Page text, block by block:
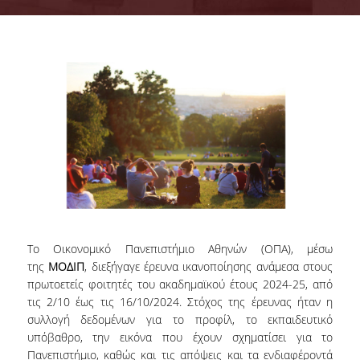
Αρμοδιότητες Υπηρεσίας
Γνώρισε την ΜΟΔΙΠ
Νομικό Πλαίσιο
ΕΣΠΑ ΜΟΔΙΠ
ΕΣΠΑ 2020-23
Σύστημα Διασφάλισης Ποιότητας
Πολιτική Διασφάλισης Ποιότητας
Το Οικονομικό Πανεπιστήμιο Αθηνών (ΟΠΑ), μέσω
της ΜΟΔΙΠ, διεξήγαγε έρευνα ικανοποίησης ανάμεσα στους
πρωτοετείς φοιτητές του ακαδημαϊκού έτους 2024-25, από
τις 2/10 έως τις 16/10/2024. Στόχος της έρευνας ήταν η
συλλογή δεδομένων για το προφίλ, το εκπαιδευτικό
υπόβαθρο, την εικόνα που έχουν σχηματίσει για το
Πανεπιστήμιο, καθώς και τις απόψεις και τα ενδιαφέροντά